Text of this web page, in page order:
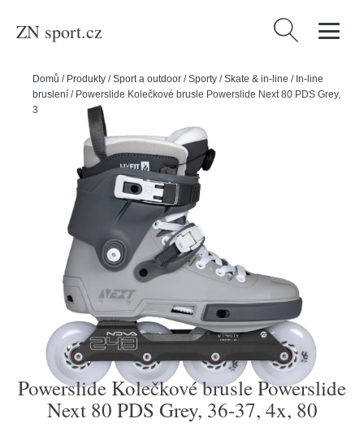
ZN sport.cz Vyhledávání
Domů / Produkty /Sport a outdoor /Sporty /Skate & in-line / In-line
bruslení / Powerslide Kolečkové brusle Powerslide Next 80 PDS Grey,
36-37, 4x, 80
Powerslide Kolečkové brusle Powerslide
Next 80 PDS Grey, 36-37, 4x, 80